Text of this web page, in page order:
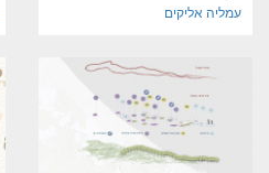
עמליה אליקים